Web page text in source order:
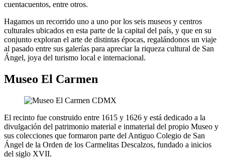
cuentacuentos, entre otros.
Hagamos un recorrido uno a uno por los seis museos y centros
culturales ubicados en esta parte de la capital del país, y que en su
conjunto exploran el arte de distintas épocas, regalándonos un viaje
al pasado entre sus galerías para apreciar la riqueza cultural de San
Ángel, joya del turismo local e internacional.
Museo El Carmen
El recinto fue construido entre 1615 y 1626 y está dedicado a la
divulgación del patrimonio material e inmaterial del propio Museo y
sus colecciones que formaron parte del Antiguo Colegio de San
Ángel de la Orden de los Carmelitas Descalzos, fundado a inicios
del siglo XVII.